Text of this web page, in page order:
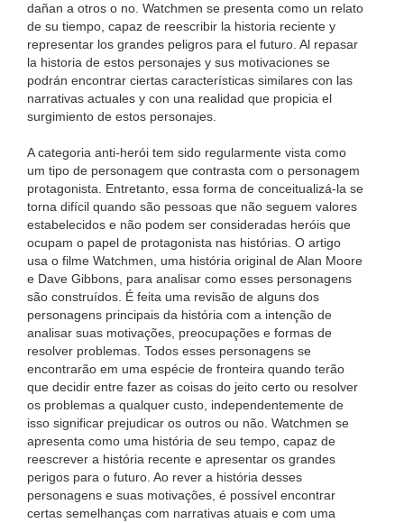
dañan a otros o no. Watchmen se presenta como un relato
de su tiempo, capaz de reescribir la historia reciente y
representar los grandes peligros para el futuro. Al repasar
la historia de estos personajes y sus motivaciones se
podrán encontrar ciertas características similares con las
narrativas actuales y con una realidad que propicia el
surgimiento de estos personajes.
A categoria anti-herói tem sido regularmente vista como
um tipo de personagem que contrasta com o personagem
protagonista. Entretanto, essa forma de conceitualizá-la se
torna difícil quando são pessoas que não seguem valores
estabelecidos e não podem ser consideradas heróis que
ocupam o papel de protagonista nas histórias. O artigo
usa o filme Watchmen, uma história original de Alan Moore
e Dave Gibbons, para analisar como esses personagens
são construídos. É feita uma revisão de alguns dos
personagens principais da história com a intenção de
analisar suas motivações, preocupações e formas de
resolver problemas. Todos esses personagens se
encontrarão em uma espécie de fronteira quando terão
que decidir entre fazer as coisas do jeito certo ou resolver
os problemas a qualquer custo, independentemente de
isso significar prejudicar os outros ou não. Watchmen se
apresenta como uma história de seu tempo, capaz de
reescrever a história recente e apresentar os grandes
perigos para o futuro. Ao rever a história desses
personagens e suas motivações, é possível encontrar
certas semelhanças com narrativas atuais e com uma